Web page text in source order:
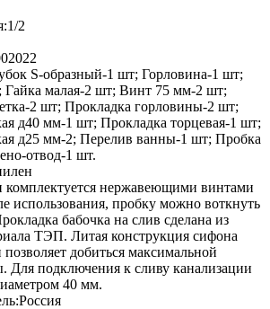
2
S-образный-1 шт; Горловина-1 шт;
Гайка малая-2 шт; Винт 75 мм-2 шт;
2 шт; Прокладка горловины-2 шт;
д40 мм-1 шт; Прокладка торцевая-1 шт;
д25 мм-2; Перелив ванны-1 шт; Пробка
отвод-1 шт.
нержавеющими винтами
использования, пробку можно воткнуть
бабочка на слив сделана из
ТЭП. Литая конструкция сифона
добиться максимальной
Для подключения к сливу канализации
40 мм.